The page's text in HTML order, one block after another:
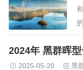
2024年 黑群晖
2025-05-20 黑